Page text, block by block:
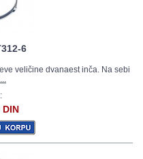
6
veličine dvanaest inča. Na sebi
DIN